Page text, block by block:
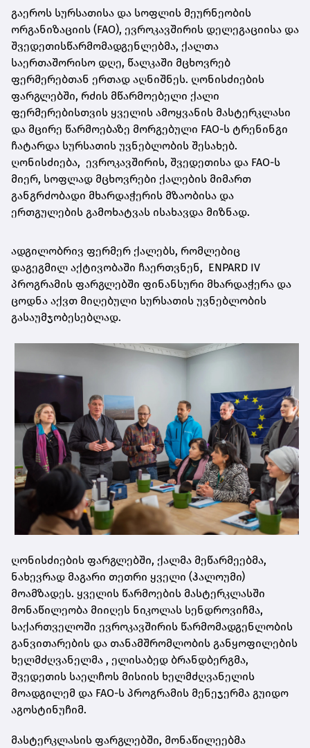
გაეროს სურსათისა და სოფლის მეურნეობის
ორგანიზაციის (FAO), ევროკავშირის დელეგაციისა და
შვედეთისწარმომადგენლებმა, ქალთა
საერთაშორისო დღე, წალკაში მცხოვრებ
ფერმერებთან ერთად აღნიშნეს. ღონისძიების
ფარგლებში, რძის მწარმოებელი ქალი
ფერმერებისთვის ყველის ამოყვანის მასტერკლასი
და მცირე წარმოებაზე მორგებული FAO-ს ტრენინგი
ჩატარდა სურსათის უვნებლობის შესახებ.
ღონისძიება, ევროკავშირის, შვედეთისა და FAO-ს
მიერ, სოფლად მცხოვრები ქალების მიმართ
განგრძობადი მხარდაჭერის მზაობისა და
ერთგულების გამოხატვას ისახავდა მიზნად.
ადგილობრივ ფერმერ ქალებს, რომლებიც
დაგეგმილ აქტივობაში ჩაერთვნენ, ENPARD IV
პროგრამის ფარგლებში ფინანსური მხარდაჭერა და
ცოდნა აქვთ მიღებული სურსათის უვნებლობის
გასაუმჯობესებლად.
ღონისძიების ფარგლებში, ქალმა მეწარმეებმა,
ნახევრად მაგარი თეთრი ყველი (ჰალოუმი)
მოამზადეს. ყველის წარმოების მასტერკლასში
მონაწილეობა მიიღეს ნიკოლას სენდროვიჩმა,
საქართველოში ევროკავშირის წარმომადგენლობის
განვითარების და თანამშრომლობის განყოფილების
ხელმძღვანელმა , ელისაბედ ბრანდბერგმა,
შვედეთის საელჩოს მისიის ხელმძღვანელის
მოადგილემ და FAO-ს პროგრამის მენეჯერმა გუიდო
აგოსტინუჩიმ.
მასტერკლასის ფარგლებში, მონაწილეებმა